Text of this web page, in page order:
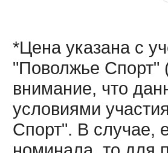
*Цена указана с
"Поволжье Спорт"
внимание, что
условиями
Спорт". В случае,